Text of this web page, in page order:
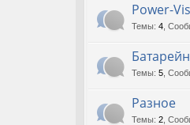
Power-
Темы: 4
Темы: 5
Разное
Темы: 2